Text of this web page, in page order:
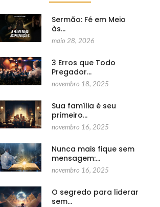
Sermão: Fé em Meio
às…
maio 28, 2026
3 Erros que Todo
Pregador…
novembro 18, 2025
Sua família é seu
primeiro…
novembro 16, 2025
Nunca mais fique sem
mensagem:…
novembro 16, 2025
O segredo para liderar
sem…